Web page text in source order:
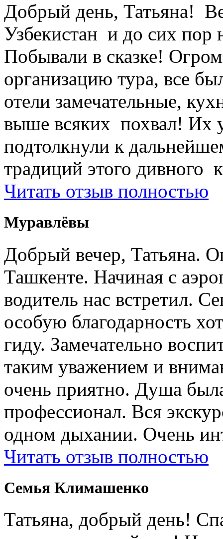
Добрый день, Татьяна!
Узбекистан и до сих пор
Побывали в сказке!
организацию тура, все
отели замечательные,
выше всяких похвал! Их
подтолкнули к
традиций этого дивного
Читать отзыв полностью
Муравлёвы
Добрый вечер, Татьяна.
Ташкенте. Начиная с
водитель нас встретил.
особую благодарность
гиду. Замечательно
таким уважением и
очень приятно. Душа
профессионал. Вся
одном дыхании. Очень
Читать отзыв полностью
Cемья Климашенко
Татьяна, добрый день!